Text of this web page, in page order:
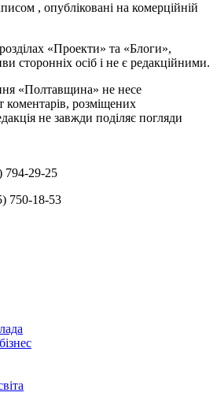
, опубліковані на комерційній
«Проекти» та «Блоги»,
сторонніх осіб і не є редакційними.
«Полтавщина» не несе
коментарів, розміщених
не завжди поділяє погляди
794-29-25
750-18-53